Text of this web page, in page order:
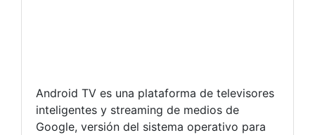
Android TV es una plataforma de televisores
inteligentes y streaming de medios de
Google, versión del sistema operativo para